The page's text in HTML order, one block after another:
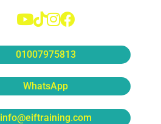
01007975813
WhatsApp
info@eiftraining.com